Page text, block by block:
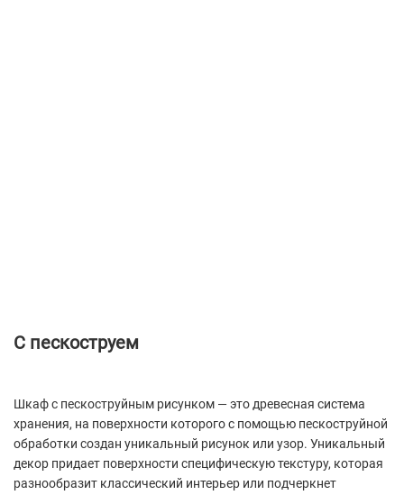
С пескоструем
Шкаф с пескоструйным рисунком — это древесная система
хранения, на поверхности которого с помощью пескоструйной
обработки создан уникальный рисунок или узор. Уникальный
декор придает поверхности специфическую текстуру, которая
разнообразит классический интерьер или подчеркнет